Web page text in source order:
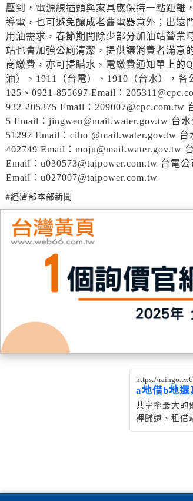
壓到，電源線插頭與家具應保持一點距離
導電，也可避免釀成老舊電器意外；出遠
用油需求，春節期間除少部分加油站營業
站也會加強公廁清潔，提供讓消費者滿意
商繳費，亦可掃瞄水、電繳費通知單上的
油）、1911（台電）、1910（台水），
125、0921-855697 Email：
932-205375 Email：209007@cpc.com.tw
5 Email：jingwen@mail.water.gov.tw 台
51297 Email：ciho @mail.water.gov.tw
402749 Email：moju@mail.water.gov.tw
Email：u030573@taipower.com.tw 台電
Email：u027007@taipower.com.tw
#經濟部本部新聞
https://
a地借b地還
共享傘最大的
裡歸還、租借